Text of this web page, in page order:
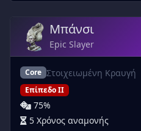
Μπάνσι
Epic Slayer
Core Στοιχειωμένη Κραυγή
Επίπεδο II
75%
5 Χρόνος αναμονής